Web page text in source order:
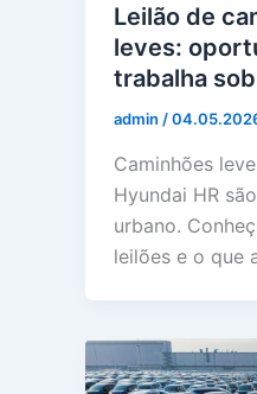
Leilão de
leves:
trabalha
admin /
Caminhões
Hyundai HR
urbano.
leilões e o que